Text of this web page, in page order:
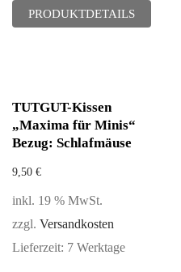
PRODUKTDETAILS
TUTGUT-Kissen
„Maxima für Minis“
Bezug: Schlafmäuse
9,50 €
inkl. 19 % MwSt.
zzgl. Versandkosten
Lieferzeit: 7 Werktage